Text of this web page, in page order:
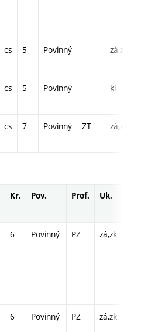
cs 5 Povinný - zá,zk
cs 5 Povinný - kl
cs 7 Povinný ZT zá,zk
Kr. Pov. Prof. Uk.
6 Povinný PZ zá,zk
6 Povinný PZ zá,zk